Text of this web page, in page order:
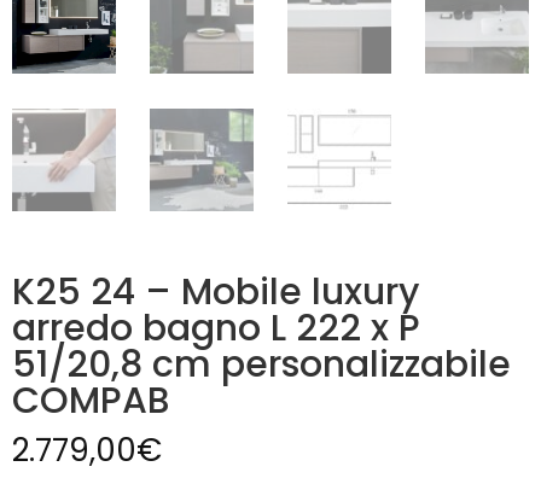
K25 24 – Mobile luxury
arredo bagno L 222 x P
51/20,8 cm personalizzabile
COMPAB
2.779,00€